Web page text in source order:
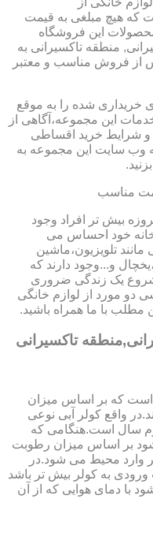
که هیچ مبلغی به قیمت
این فروشگاه
منطقه تاکسیرانی به
از فروش مناسب و معتبر
خریداری شده را به موقع
این مجموعه،آگاهی از
و شرایط خرید اقساطی
وب سایت این مجموعه به
مناسب
بیش تر افراد وجود
خانه خود احساس می
مانند تلویزیون،ماشین
و...وجود دارند که
شروع یک زندگی ضروری
دو مورد از لوازم خانگی
مطلب با ما همراه باشید.
تاکسیرانی
است که بر اساس میزان
واقع کولر آبی نوعی
سال است.هنگامی که
بر اساس میزان رطوبت
وارد محیط می شود.در
به کولر بیش تر باشد
با دمای هوایی که از آن